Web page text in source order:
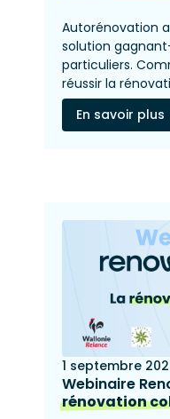
Autorénovation
solution
particuliers.
réussir la
En savoir plus
1 septembre
Webinaire
rénovation